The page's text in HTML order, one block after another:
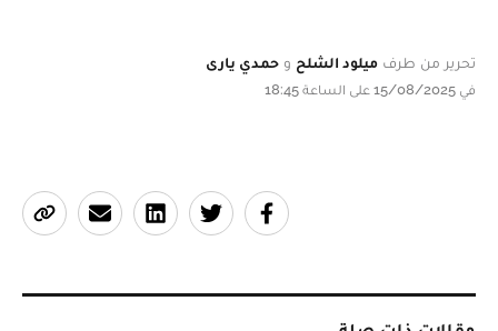
تحرير من طرف ميلود الشلح و حمدي يارى
في 15/08/2025 على الساعة 18:45